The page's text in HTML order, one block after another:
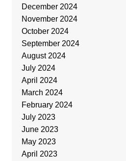
December 2024
November 2024
October 2024
September 2024
August 2024
July 2024
April 2024
March 2024
February 2024
July 2023
June 2023
May 2023
April 2023